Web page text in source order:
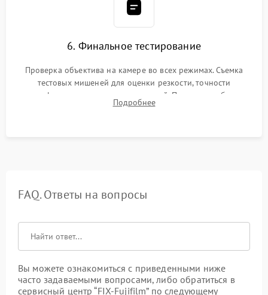
6. Финальное тестирование
Проверка объектива на камере во всех режимах. Съемка
тестовых мишеней для оценки резкости, точности
автофокуса и отсутствия искажений. Проверка работы
диафрагмы на закрытых значениях и тестирование
Подробнее
FAQ. Ответы на вопросы
Вы можете ознакомиться с приведенными ниже
часто задаваемыми вопросами, либо обратиться в
сервисный центр “FIX-Fujifilm” по следующему